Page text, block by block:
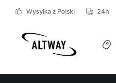
Wysyłka z Polski 24h